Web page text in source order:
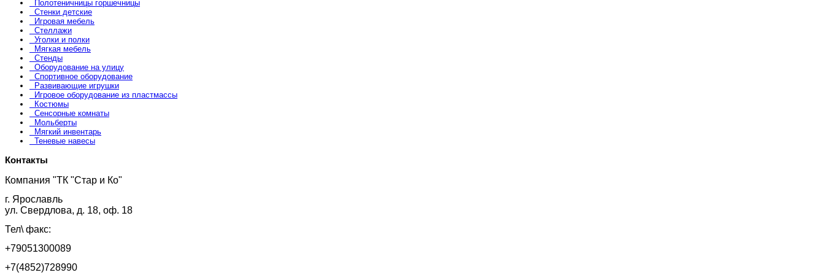
Полотеничницы горшечницы
Стенки детские
Игровая мебель
Стеллажи
Уголки и полки
Мягкая мебель
Стенды
Оборудование на улицу
Спортивное оборудование
Развивающие игрушки
Игровое оборудование из пластмассы
Костюмы
Сенсорные комнаты
Мольберты
Мягкий инвентарь
Теневые навесы
Контакты
Компания "ТК "Стар и Ко"
г. Ярославль
ул. Свердлова, д. 18, оф. 18
Тел\ факс:
+79051300089
+7(4852)728990